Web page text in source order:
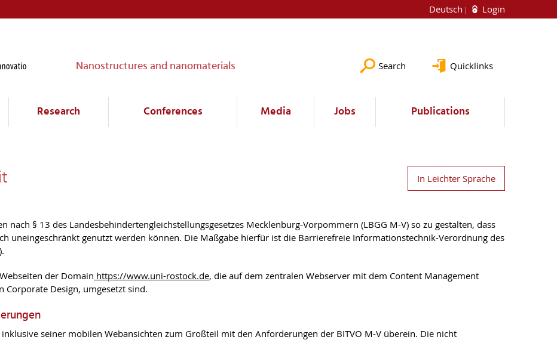
Deutsch Login
Nanostructures and nanomaterials Search Quicklinks
Research Conferences Media Jobs Publications
In Leichter Sprache
nach § 13 des Landesbehindertengleichstellungsgesetzes Mecklenburg-Vorpommern (LBGG M-V) so zu gestalten, dass
uneingeschränkt genutzt werden können. Die Maßgabe hierfür ist die Barrierefreie Informationstechnik-Verordnung des
der Domain https://www.uni-rostock.de, die auf dem zentralen Webserver mit dem Content Management
Corporate Design, umgesetzt sind.
seiner mobilen Webansichten zum Großteil mit den Anforderungen der BITVO M-V überein. Die nicht